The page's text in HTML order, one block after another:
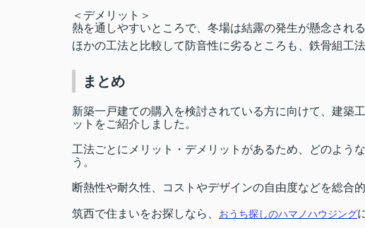
＜デメリット＞
熱を通しやすいところで、冬場は結露の発生が懸念される
ほかの工法と比較して防音性に劣るところも、鉄骨組工
まとめ
新築一戸建ての購入を検討されている方に向けて、建築
ットをご紹介しました。
工法ごとにメリット・デメリットがあるため、どのよう
う。
断熱性や耐久性、コストやデザインの自由度などを総合
筑西で住まいをお探しなら、 おうち探しのハマノハウジング